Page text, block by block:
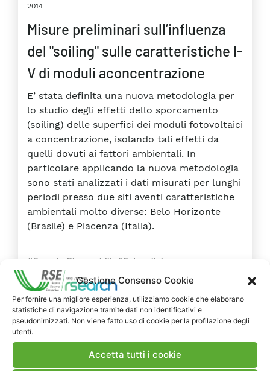
Gestione Consenso Cookie
Per fornire una migliore esperienza, utilizziamo cookie che elaborano
statistiche di navigazione tramite dati non identificativi e
pseudonimizzati. Non viene fatto uso di cookie per la profilazione degli
utenti.
Accetta tutti i cookie
2014
Misure preliminari sull’influenza
del "soiling" sulle caratteristiche I-
V di moduli aconcentrazione
E’ stata definita una nuova metodologia per
lo studio degli effetti dello sporcamento
(soiling) delle superfici dei moduli fotovoltaici
a concentrazione, isolando tali effetti da
quelli dovuti ai fattori ambientali. In
particolare applicando la nuova metodologia
sono stati analizzati i dati misurati per lunghi
periodi presso due siti aventi caratteristiche
ambientali molto diverse: Belo Horizonte
(Brasile) e Piacenza (Italia).
#Energie Rinnovabili #Fotovoltaico
RAPPORTI DELIVERABLE
2014
Realizzazione e caratterizzazione